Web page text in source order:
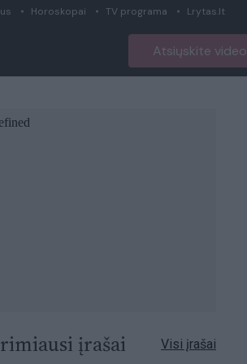
Horoskopai TV programa Lrytas.lt
Atsiųskite video
įrašai Visi įrašai